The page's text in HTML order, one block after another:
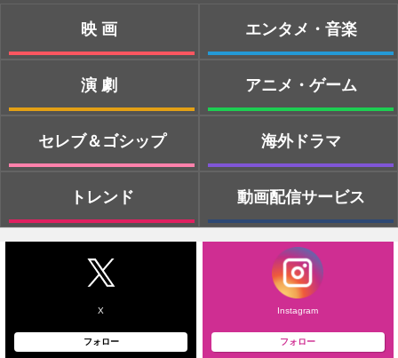
映画
演劇
セレブ＆ゴシップ
トレンド
エンタメ・音楽
アニメ・ゲーム
海外ドラマ
動画配信サービス
X
フォロー
Instagram
フォロー